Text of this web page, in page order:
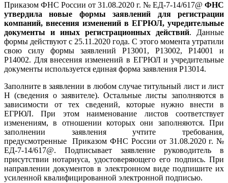
Приказом ФНС России от 31.08.2020 г. № ЕД-7-14/617@ ФНС
утвердила новые формы заявлений для регистрации
компаний, внесения изменений в ЕГРЮЛ, учредительные
документы и иных регистрационных действий. Данные
формы действуют с 25.11.2020 года. С этого момента утратили
свою силу формы заявлений Р13001, Р13002, Р14001 и
Р14002. Для внесения изменений в ЕГРЮЛ и учредительные
документы используется единая форма заявления Р13014.
Заполните в заявлении в любом случае титульный лист и лист
Н (сведения о заявителе). Остальные листы заполняются в
зависимости от тех сведений, которые нужно внести в
ЕГРЮЛ. При этом наименование листов соответствует
изменениям, в отношении которых они заполняются. При
заполнении заявления учтите требования,
предусмотренные
Приказом ФНС России от 31.08.2020 г. №
ЕД-7-14/617@. Подписывает заявление руководитель в
присутствии нотариуса, удостоверяющего его подпись. При
направлении документов в электронном виде подпишите их
усиленной квалифицированной электронной подписью.